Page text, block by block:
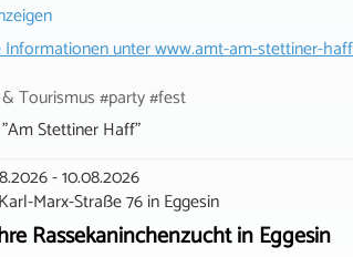
Informationen unterwww.amt-am-stettiner-
Tourismus #party #fest
Stettiner Haff"
-10.08.2026
Karl-Marx-Straße 76inEggesin
Rassekaninchenzucht in Eggesin